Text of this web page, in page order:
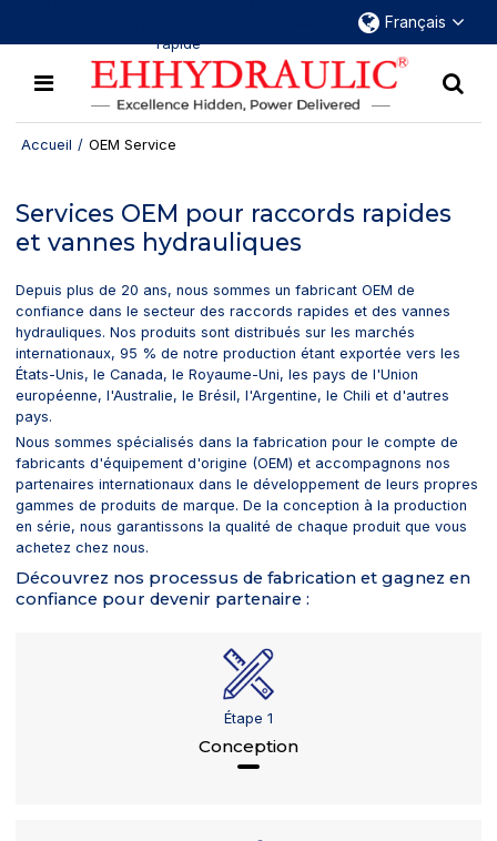
rapide
Français
Accueil / OEM Service
Services OEM pour raccords rapides
et vannes hydrauliques
Depuis plus de 20 ans, nous sommes un fabricant OEM de
confiance dans le secteur des raccords rapides et des vannes
hydrauliques. Nos produits sont distribués sur les marchés
internationaux, 95 % de notre production étant exportée vers les
États-Unis, le Canada, le Royaume-Uni, les pays de l'Union
européenne, l'Australie, le Brésil, l'Argentine, le Chili et d'autres
pays.
Nous sommes spécialisés dans la fabrication pour le compte de
fabricants d'équipement d'origine (OEM) et accompagnons nos
partenaires internationaux dans le développement de leurs propres
gammes de produits de marque. De la conception à la production
en série, nous garantissons la qualité de chaque produit que vous
achetez chez nous.
Découvrez nos processus de fabrication et gagnez en
confiance pour devenir partenaire :
Étape 1
Conception